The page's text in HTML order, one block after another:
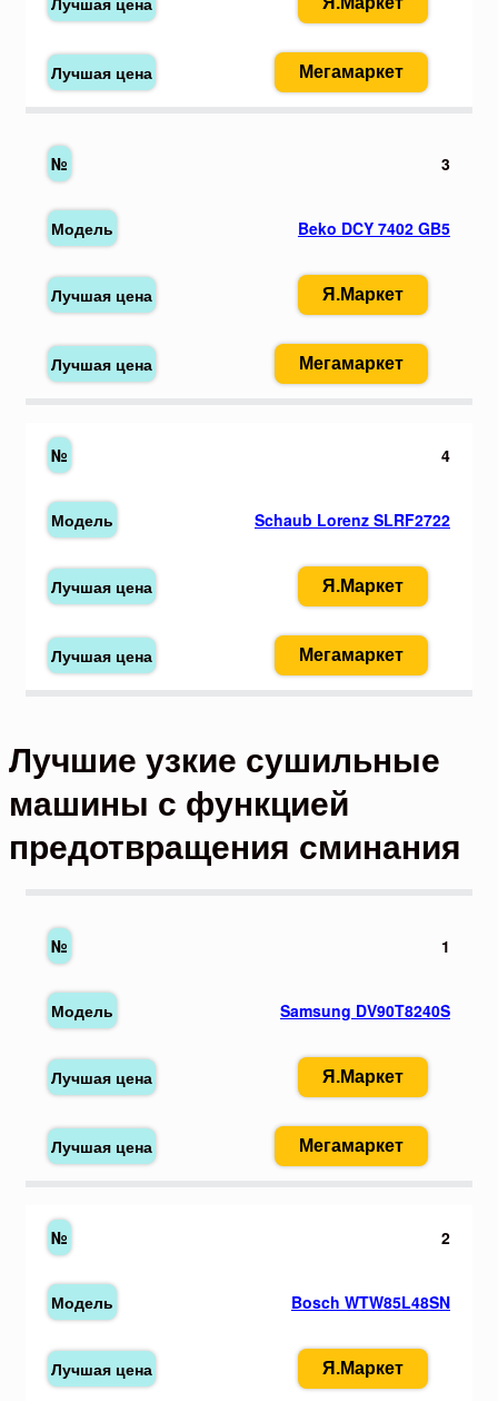
Мегамаркет
3
Beko DCY 7402 GB5
Я.Маркет
Мегамаркет
4
Schaub Lorenz SLRF2722
Я.Маркет
Мегамаркет
Лучшие узкие сушильные
машины с функцией
предотвращения сминания
1
Samsung DV90T8240S
Я.Маркет
Мегамаркет
2
Bosch WTW85L48SN
Я.Маркет